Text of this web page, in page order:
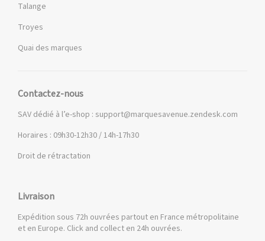
Talange
Troyes
Quai des marques
Contactez-nous
SAV dédié à l’e-shop : support@marquesavenue.zendesk.com
Horaires : 09h30-12h30 / 14h-17h30
Droit de rétractation
Livraison
Expédition sous 72h ouvrées partout en France métropolitaine
et en Europe. Click and collect en 24h ouvrées.